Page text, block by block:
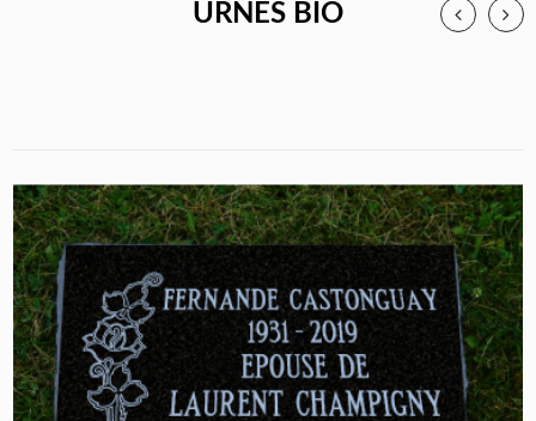
URNES BIO